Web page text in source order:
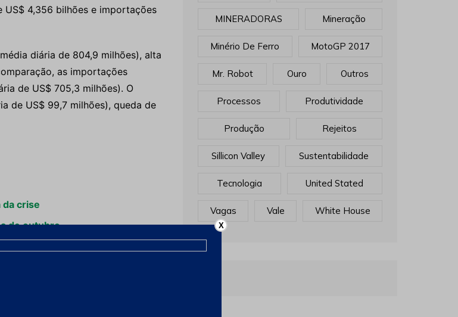
US$ 4,356 bilhões e importações
diária de 804,9 milhões), alta
as importações
de US$ 705,3 milhões). O
de US$ 99,7 milhões), queda de
da crise
de outubro
China compra menos no ano
MINERADORAS Mineração
Minério De Ferro MotoGP 2017
Mr. Robot Ouro Outros
Processos Produtividade
Produção Rejeitos
Sillicon Valley Sustentabilidade
Tecnologia United Stated
Vagas Vale White House
X